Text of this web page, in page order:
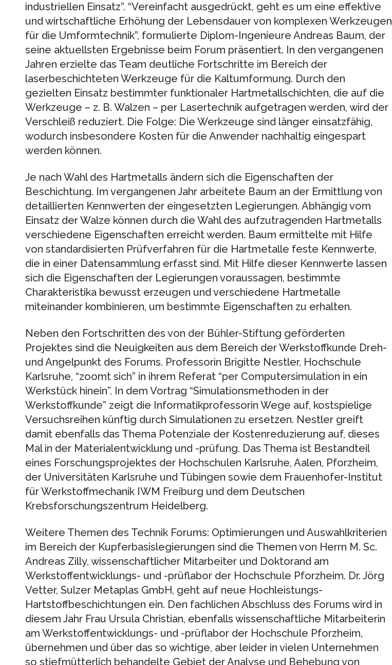
industriellen Einsatz”. “Vereinfacht ausgedrückt, geht es um eine effektive
und wirtschaftliche Erhöhung der Lebensdauer von komplexen Werkzeugen
für die Umformtechnik”, formulierte Diplom-Ingenieure Andreas Baum, der
seine aktuellsten Ergebnisse beim Forum präsentiert. In den vergangenen
Jahren erzielte das Team deutliche Fortschritte im Bereich der
laserbeschichteten Werkzeuge für die Kaltumformung. Durch den
gezielten Einsatz bestimmter funktionaler Hartmetallschichten, die auf die
Werkzeuge – z. B. Walzen – per Lasertechnik aufgetragen werden, wird der
Verschleiß reduziert. Die Folge: Die Werkzeuge sind länger einsatzfähig,
wodurch insbesondere Kosten für die Anwender nachhaltig eingespart
werden können.
Je nach Wahl des Hartmetalls ändern sich die Eigenschaften der
Beschichtung. Im vergangenen Jahr arbeitete Baum an der Ermittlung von
detaillierten Kennwerten der eingesetzten Legierungen. Abhängig vom
Einsatz der Walze können durch die Wahl des aufzutragenden Hartmetalls
verschiedene Eigenschaften erreicht werden. Baum ermittelte mit Hilfe
von standardisierten Prüfverfahren für die Hartmetalle feste Kennwerte,
die in einer Datensammlung erfasst sind. Mit Hilfe dieser Kennwerte lassen
sich die Eigenschaften der Legierungen voraussagen, bestimmte
Charakteristika bewusst erzeugen und verschiedene Hartmetalle
miteinander kombinieren, um bestimmte Eigenschaften zu erhalten.
Neben den Fortschritten des von der Bühler-Stiftung geförderten
Projektes sind die Neuigkeiten aus dem Bereich der Werkstoffkunde Dreh-
und Angelpunkt des Forums. Professorin Brigitte Nestler, Hochschule
Karlsruhe, “zoomt sich” in ihrem Referat “per Computersimulation in ein
Werkstück hinein”. In dem Vortrag “Simulationsmethoden in der
Werkstoffkunde” zeigt die Informatikprofessorin Wege auf, kostspielige
Versuchsreihen künftig durch Simulationen zu ersetzen. Nestler greift
damit ebenfalls das Thema Potenziale der Kostenreduzierung auf, dieses
Mal in der Materialentwicklung und -prüfung. Das Thema ist Bestandteil
eines Forschungsprojektes der Hochschulen Karlsruhe, Aalen, Pforzheim,
der Universitäten Karlsruhe und Tübingen sowie dem Frauenhofer-Institut
für Werkstoffmechanik IWM Freiburg und dem Deutschen
Krebsforschungszentrum Heidelberg.
Weitere Themen des Technik Forums: Optimierungen und Auswahlkriterien
im Bereich der Kupferbasislegierungen sind die Themen von Herrn M. Sc.
Andreas Zilly, wissenschaftlicher Mitarbeiter und Doktorand am
Werkstoffentwicklungs- und -prüflabor der Hochschule Pforzheim. Dr. Jörg
Vetter, Sulzer Metaplas GmbH, geht auf neue Hochleistungs-
Hartstoffbeschichtungen ein. Den fachlichen Abschluss des Forums wird in
diesem Jahr Frau Ursula Christian, ebenfalls wissenschaftliche Mitarbeiterin
am Werkstoffentwicklungs- und -prüflabor der Hochschule Pforzheim,
übernehmen und über das so wichtige, aber leider in vielen Unternehmen
so stiefmütterlich behandelte Gebiet der Analyse und Behebung von